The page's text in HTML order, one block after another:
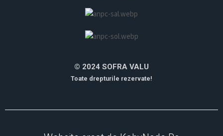
© 2024 SOFRA VALU
Toate drepturile rezervate!